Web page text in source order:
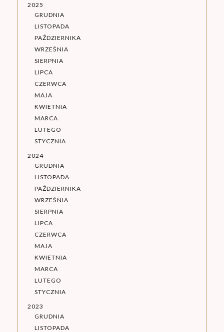
2025
GRUDNIA
LISTOPADA
PAŹDZIERNIKA
WRZEŚNIA
SIERPNIA
LIPCA
CZERWCA
MAJA
KWIETNIA
MARCA
LUTEGO
STYCZNIA
2024
GRUDNIA
LISTOPADA
PAŹDZIERNIKA
WRZEŚNIA
SIERPNIA
LIPCA
CZERWCA
MAJA
KWIETNIA
MARCA
LUTEGO
STYCZNIA
2023
GRUDNIA
LISTOPADA